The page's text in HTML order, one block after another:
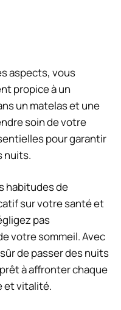
aspects, vous
propice à un
un matelas et une
soin de votre
pour garantir
nuits.
habitudes de
sur votre santé et
pas
votre sommeil. Avec
de passer des nuits
à affronter chaque
et vitalité.